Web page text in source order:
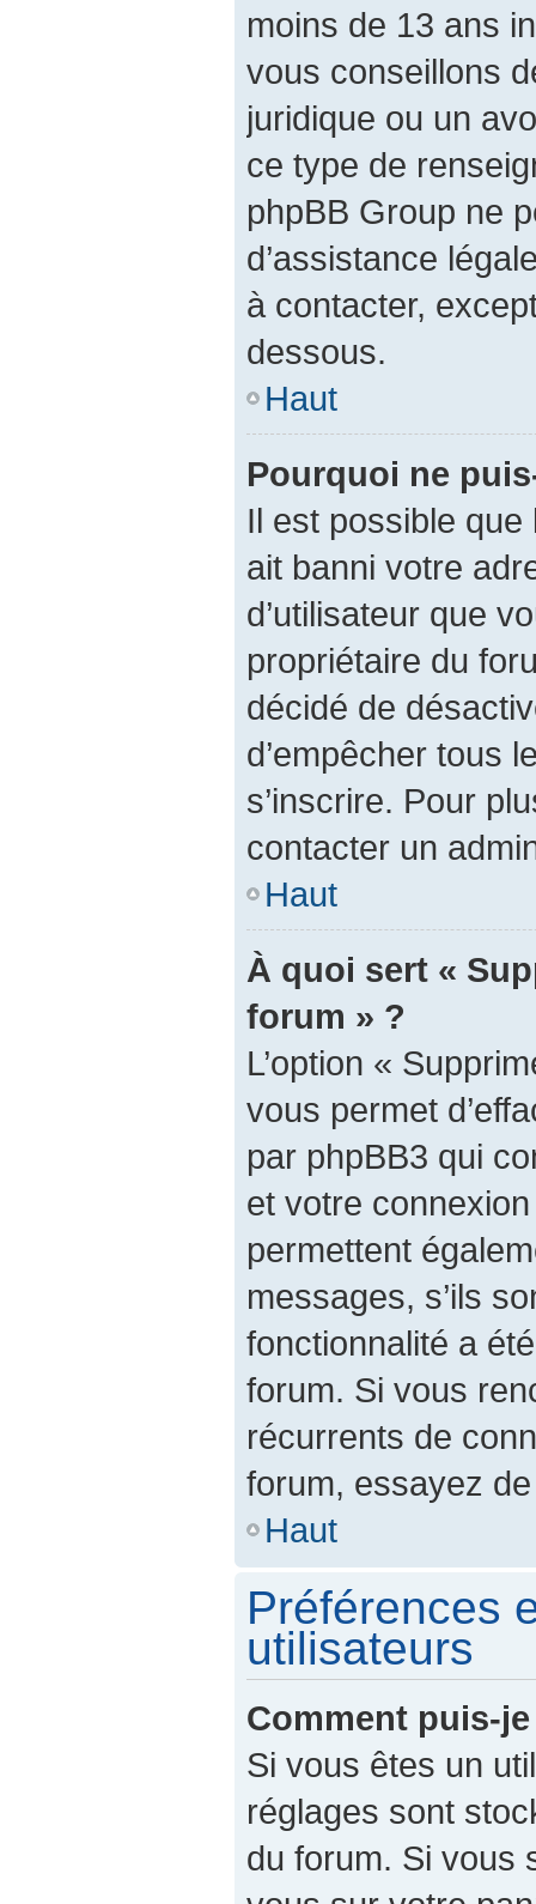
moins de 13 ans
vous conseillons
juridique ou un
ce type de
phpBB Group ne
d’assistance
à contacter,
dessous.
Haut
Pourquoi ne
Il est possible
ait banni votre
d’utilisateur que
propriétaire du
décidé de
d’empêcher tous
s’inscrire. Pour
contacter un
Haut
À quoi sert «
forum » ?
L’option «
vous permet
par phpBB3 qui
et votre
permettent
messages, s’ils
fonctionnalité a
forum. Si vous
récurrents de
forum, essayez
Haut
Préférences
utilisateurs
Comment puis-
Si vous êtes un
réglages sont
du forum. Si vous